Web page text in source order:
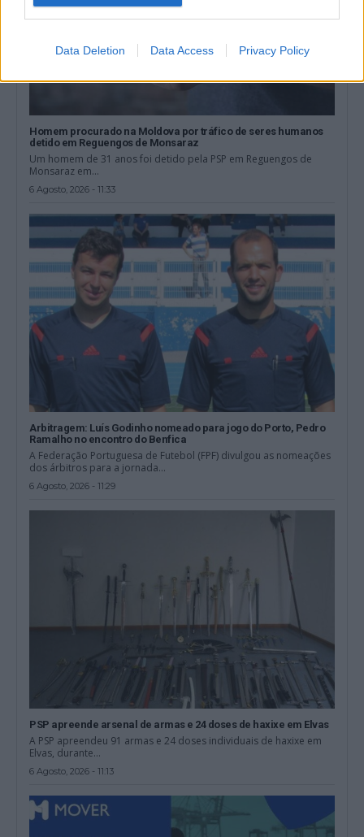
Data Deletion Data Access Privacy Policy
Homem procurado na Moldova por tráfico de seres humanos
detido em Reguengos de Monsaraz
Um homem de 31 anos foi detido pela PSP em Reguengos de
Monsaraz em...
6 Agosto, 2026 - 11:33
Arbitragem: Luís Godinho nomeado para jogo do Porto, Pedro
Ramalho no encontro do Benfica
A Federação Portuguesa de Futebol (FPF) divulgou as nomeações
dos árbitros para a jornada...
6 Agosto, 2026 - 11:29
PSP apreende arsenal de armas e 24 doses de haxixe em Elvas
A PSP apreendeu 91 armas e 24 doses individuais de haxixe em
Elvas, durante...
6 Agosto, 2026 - 11:13